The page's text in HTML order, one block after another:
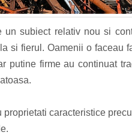
subiect relativ nou si
si fierul. Oamenii o faceau
putine firme au continuat
caracteristice